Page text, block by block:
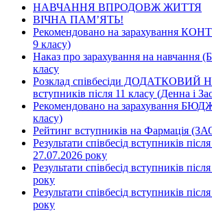
НАВЧАННЯ ВПРОДОВЖ ЖИТТЯ
ВІЧНА ПАМʼЯТЬ!
Рекомендовано на зарахування
9 класу)
Наказ про зарахування на
класу
Розклад співбесіди ДОДАТКОВИЙ
вступників після 11 класу (Денна і
Рекомендовано на зарахування
класу)
Рейтинг вступників на Фармація
Результати співбесід вступників
27.07.2026 року
Результати співбесід вступників
року
Результати співбесід вступників
року